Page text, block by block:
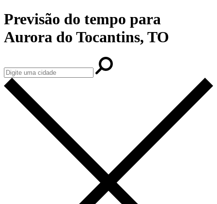
Previsão do tempo para
Aurora do Tocantins, TO